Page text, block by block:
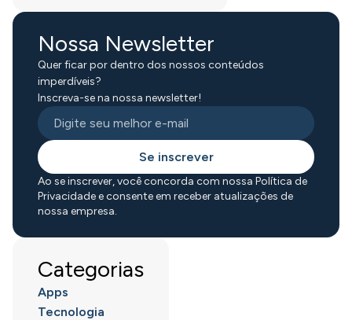
Nossa Newsletter
Quer ficar por dentro dos nossos conteúdos
imperdíveis?
Inscreva-se na nossa newsletter!
Se inscrever
Ao se inscrever, você concorda com nossa Política de
Privacidade e consente em receber atualizações de
nossa empresa.
Categorias
Apps
Tecnologia